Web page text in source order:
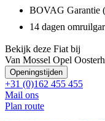
BOVAG Garantie
14 dagen
Bekijk deze Fiat bij
Van Mossel Opel
Openingstijden
+31 (0)162 455 455
Mail ons
Plan route